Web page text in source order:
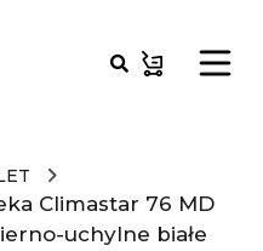
Climastar 76 MD
uchylne białe